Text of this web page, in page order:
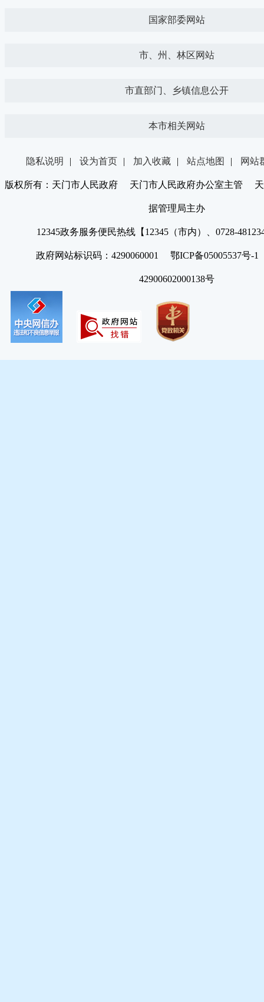
国家部委网站
市、州、林区网站
市直部门、乡镇信息公开
本市相关网站
隐私说明 | 设为首页 | 加入收藏 | 站点地图 | 网站
版权所有：天门市人民政府 天门市人民政府办公室主管 天
据管理局主办
12345政务服务便民热线【12345（市内）、0728-
政府网站标识码：4290060001 鄂ICP备05005537号
42900602000138号